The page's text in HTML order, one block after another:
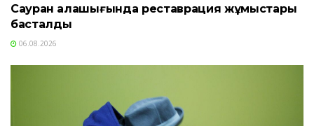
Сауран қалашығында реставрация жұмыстары
басталды
06.08.2026